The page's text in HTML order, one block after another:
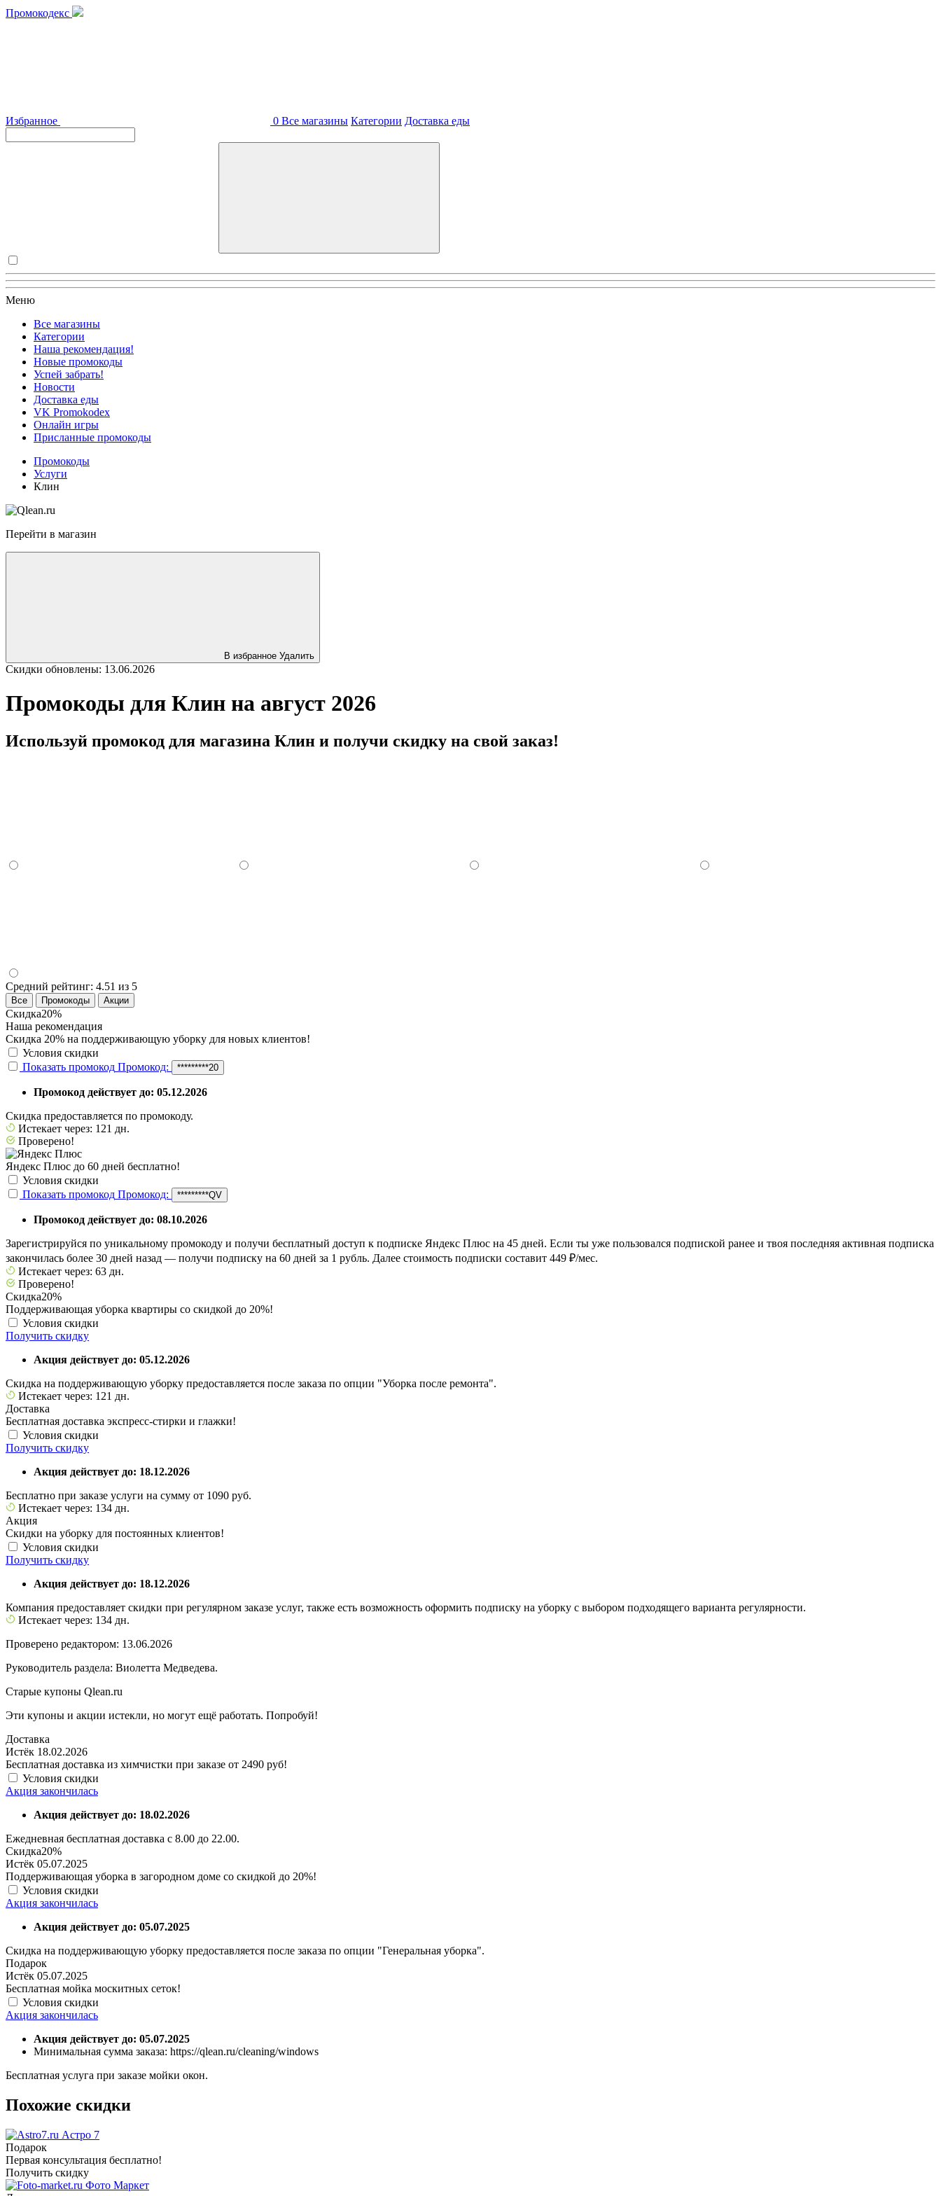
Промокодекс
Избранное 0 Все магазины Категории Доставка еды
Меню
Все магазины
Категории
Наша рекомендация!
Новые промокоды
Успей забрать!
Новости
Доставка еды
VK Promokodex
Онлайн игры
Присланные промокоды
Промокоды
Услуги
Клин
Перейти в магазин
В избранное Удалить
Скидки обновлены: 13.06.2026
Промокоды для Клин на август 2026
Используй промокод для магазина Клин и получи скидку на свой заказ!
Средний рейтинг: 4.51 из 5
Все Промокоды Акции
Скидка20%
Наша рекомендация
Скидка 20% на поддерживающую уборку для новых клиентов!
Условия скидки
Показать промокод Промокод: *********20
Промокод действует до: 05.12.2026
Скидка предоставляется по промокоду.
Истекает через: 121 дн.
Проверено!
Яндекс Плюс до 60 дней бесплатно!
Условия скидки
Показать промокод Промокод: *********QV
Промокод действует до: 08.10.2026
Зарегистрируйся по уникальному промокоду и получи бесплатный доступ к подписке Яндекс Плюс на 45 дней. Если ты уже пользовался подпиской ранее и твоя последняя активная подписка
закончилась более 30 дней назад — получи подписку на 60 дней за 1 рубль. Далее стоимость подписки составит 449 ₽/мес.
Истекает через: 63 дн.
Проверено!
Скидка20%
Поддерживающая уборка квартиры со скидкой до 20%!
Условия скидки
Получить скидку
Акция действует до: 05.12.2026
Скидка на поддерживающую уборку предоставляется после заказа по опции "Уборка после ремонта".
Истекает через: 121 дн.
Доставка
Бесплатная доставка экспресс-стирки и глажки!
Условия скидки
Получить скидку
Акция действует до: 18.12.2026
Бесплатно при заказе услуги на сумму от 1090 руб.
Истекает через: 134 дн.
Акция
Скидки на уборку для постоянных клиентов!
Условия скидки
Получить скидку
Акция действует до: 18.12.2026
Компания предоставляет скидки при регулярном заказе услуг, также есть возможность оформить подписку на уборку с выбором подходящего варианта регулярности.
Истекает через: 134 дн.
Проверено редактором: 13.06.2026
Руководитель раздела: Виолетта Медведева.
Старые купоны Qlean.ru
Эти купоны и акции истекли, но могут ещё работать. Попробуй!
Доставка
Истёк 18.02.2026
Бесплатная доставка из химчистки при заказе от 2490 руб!
Условия скидки
Акция закончилась
Акция действует до: 18.02.2026
Ежедневная бесплатная доставка с 8.00 до 22.00.
Скидка20%
Истёк 05.07.2025
Поддерживающая уборка в загородном доме со скидкой до 20%!
Условия скидки
Акция закончилась
Акция действует до: 05.07.2025
Скидка на поддерживающую уборку предоставляется после заказа по опции "Генеральная уборка".
Подарок
Истёк 05.07.2025
Бесплатная мойка москитных сеток!
Условия скидки
Акция закончилась
Акция действует до: 05.07.2025
Минимальная сумма заказа: https://qlean.ru/cleaning/windows
Бесплатная услуга при заказе мойки окон.
Похожие скидки
Астро 7
Подарок
Первая консультация бесплатно!
Получить скидку
Фото Маркет